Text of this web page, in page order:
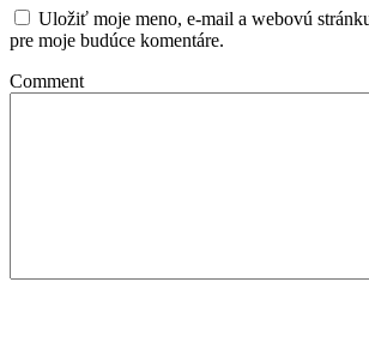
Uložiť moje meno, e-mail a webovú
pre moje budúce komentáre.
Comment